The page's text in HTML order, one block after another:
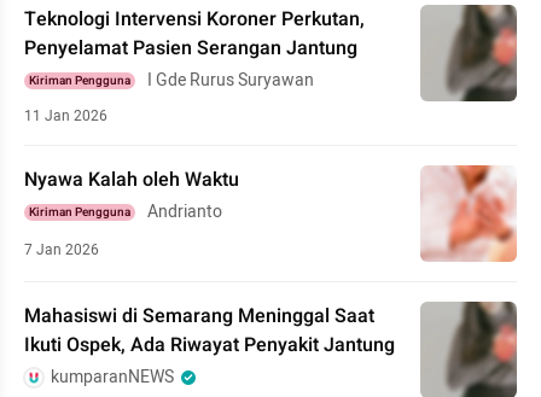
Teknologi Intervensi Koroner Perkutan,
Penyelamat Pasien Serangan Jantung
Kiriman Pengguna I Gde Rurus Suryawan
11 Jan 2026
Nyawa Kalah oleh Waktu
Kiriman Pengguna Andrianto
7 Jan 2026
Mahasiswi di Semarang Meninggal Saat
Ikuti Ospek, Ada Riwayat Penyakit Jantung
kumparanNEWS